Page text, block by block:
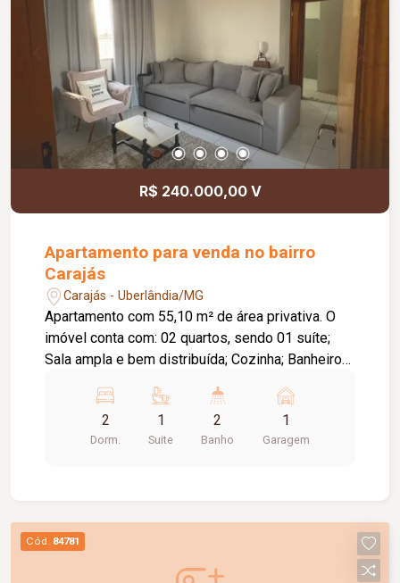
R$ 240.000,00 V
Apartamento para venda no bairro
Carajás
Carajás - Uberlândia/MG
Apartamento com 55,10 m² de área privativa. O
imóvel conta com: 02 quartos, sendo 01 suíte;
Sala ampla e bem distribuída; Cozinha; Banheiro
Completo em armários planejados nos quartos,
cozinha e banheiros; Localizado no 2º andar,
proporcionando boa ventilação e iluminação
2
Dorm.
1
Suite
2
Banho
1
Garagem
Cód. 84781